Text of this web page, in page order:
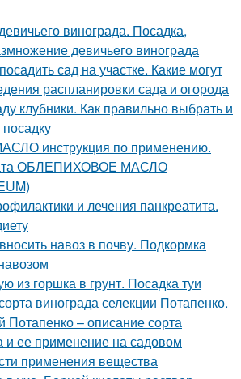
винограда. Посадка,
девичьего винограда
сад на участке. Какие могут
распланировки сада и огорода
клубники. Как правильно выбрать и
посадку
инструкция по применению.
ОБЛЕПИХОВОЕ МАСЛО
и лечения панкреатита.
навоз в почву. Подкормка
из горшка в грунт. Посадка туи
винограда селекции Потапенко.
Потапенко – описание сорта
и ее применение на садовом
применения вещества